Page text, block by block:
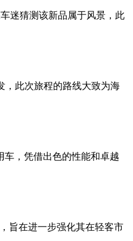
迷猜测该新品属于风景，此
此次旅程的路线大致为海
车，凭借出色的性能和卓越
旨在进一步强化其在轻客市